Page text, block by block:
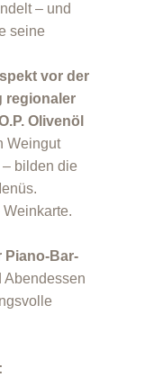
– und
seine
vor der
regionaler
Olivenöl
Weingut
– bilden die
Piano-Bar-
Abendessen